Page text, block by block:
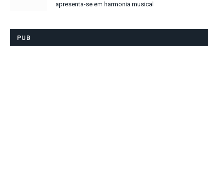
apresenta-se em harmonia musical
PUB